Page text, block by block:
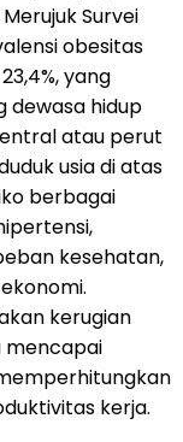
Survei
obesitas
yang
dewasa hidup
atau perut
usia di atas
berbagai
kesehatan,
kerugian
mencapai
kerja.